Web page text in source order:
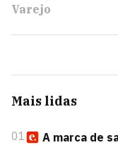
Varejo
Mais lidas
01
A marca de